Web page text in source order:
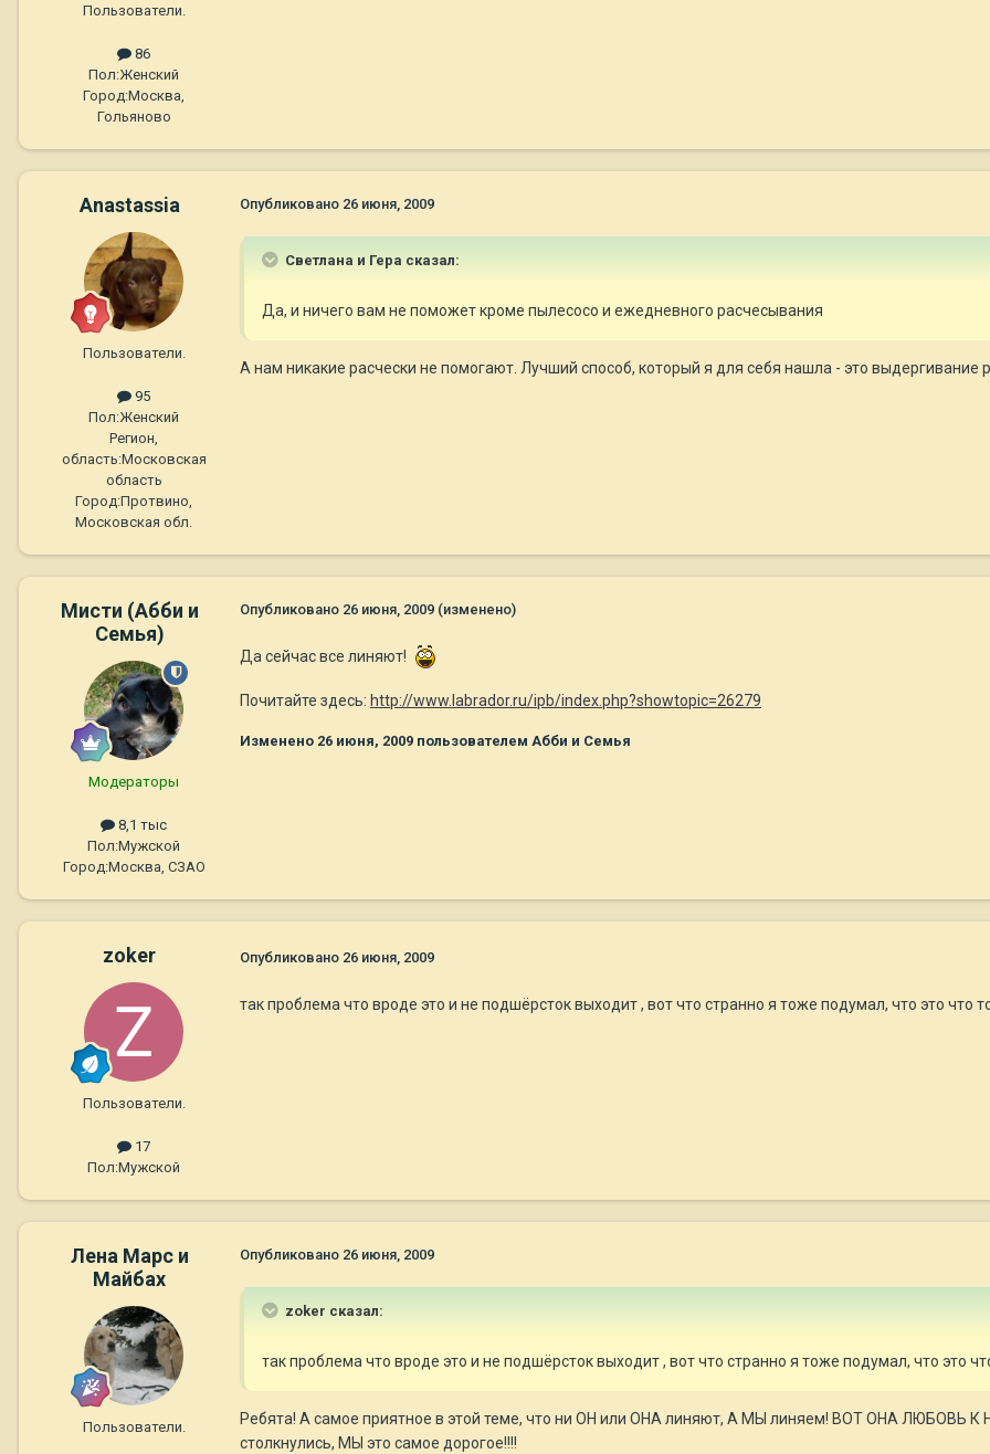
Пользователи.
86
Пол:Женский
Город:Москва,
Гольяново
Anastassia
Пользователи.
95
Пол:Женский
Регион,
область:Московская
область
Город:Протвино,
Московская обл.
Опубликовано 26 июня, 2009
Светлана и Гера сказал:
Да, и ничего вам не поможет кроме пылесосо и ежедневного расчесывания
А нам никакие расчески не помогают. Лучший способ, который я для себя нашла - это выдергивание
Мисти (Абби и
Семья)
Модераторы
8,1 тыс
Пол:Мужской
Город:Москва, СЗАО
Опубликовано 26 июня, 2009 (изменено)
Да сейчас все линяют!
Почитайте здесь: http://www.labrador.ru/ipb/index.php?showtopic=26279
Изменено 26 июня, 2009 пользователем Абби и Семья
zoker
Пользователи.
17
Пол:Мужской
Опубликовано 26 июня, 2009
так проблема что вроде это и не подшёрсток выходит , вот что странно я тоже подумал, что это что
Лена Марс и
Майбах
Пользователи.
Опубликовано 26 июня, 2009
zoker сказал:
так проблема что вроде это и не подшёрсток выходит , вот что странно я тоже подумал, что это
Ребята! А самое приятное в этой теме, что ни ОН или ОНА линяют, А МЫ линяем! ВОТ ОНА ЛЮБОВЬ
столкнулись, МЫ это самое дорогое!!!!